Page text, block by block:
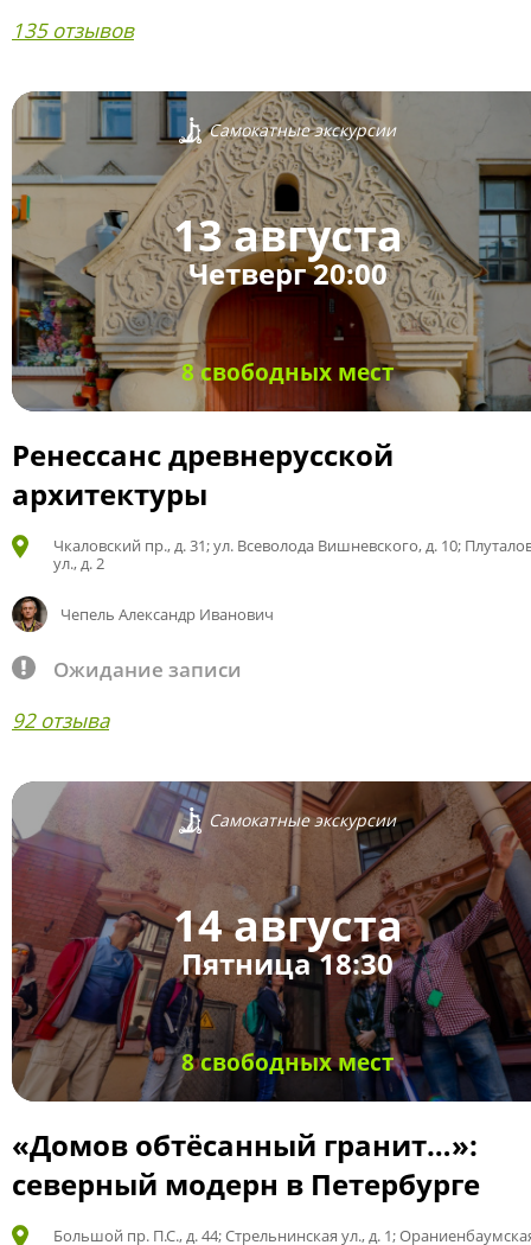
135 отзывов
Самокатные экскурсии
13 августа
Четверг 20:00
8 свободных мест
Ренессанс древнерусской
архитектуры
Чкаловский пр., д. 31; ул. Всеволода Вишневского, д. 10;
ул., д. 2
Чепель Александр Иванович
Ожидание записи
92 отзыва
Самокатные экскурсии
14 августа
Пятница 18:30
8 свободных мест
«Домов обтёсанный гранит…»:
северный модерн в Петербурге
Большой пр. П.С., д. 44; Стрельнинская ул., д. 1;